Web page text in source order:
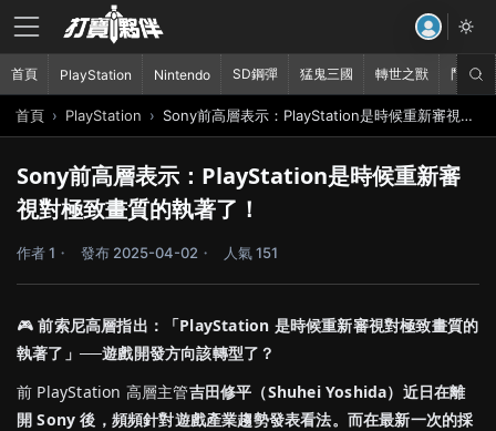
首頁 PlayStation Sony前高層表示：PlayStation是時候重新審視對極致畫質的執著了！
Sony前高層表示：PlayStation是時候重新審
視對極致畫質的執著了！
作者 1 發布 2025-04-02 人氣 151
🎮前索尼高層指出：「PlayStation 是時候重新審視對極致畫質的
執著了」──遊戲開發方向該轉型了？
前 PlayStation 高層主管吉田修平（Shuhei Yoshida）近日在離
開 Sony 後，頻頻針對遊戲產業趨勢發表看法。而在最新一次的採
首頁 PlayStation Nintendo SD鋼彈 猛鬼三國 轉世之獸 鬥破蒼